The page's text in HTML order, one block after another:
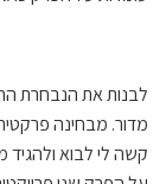
לבנות את הנבחרת
מדור. מבחינה
קשה לי לבוא ולהגיד